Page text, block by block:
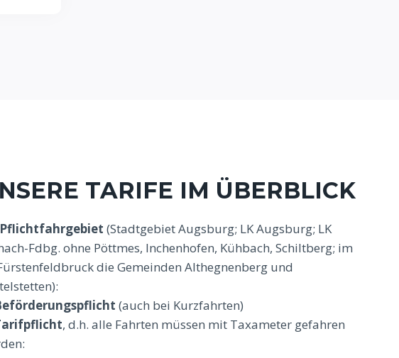
TARIFE IM ÜBERBLICK
(Stadtgebiet Augsburg; LK Augsburg; LK
Fdbg. ohne Pöttmes, Inchenhofen, Kühbach, Schiltberg; im
die Gemeinden Althegnenberg und
(auch bei Kurzfahrten)
, d.h. alle Fahrten müssen mit Taxameter gefahren